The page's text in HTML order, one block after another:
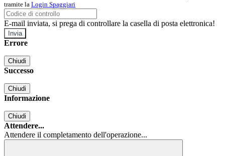
tramite la Login Spaggiari
E-mail inviata, si prega di controllare la casella di posta elettronica!
Errore
Chiudi
Successo
Chiudi
Informazione
Chiudi
Attendere...
Attendere il completamento dell'operazione...